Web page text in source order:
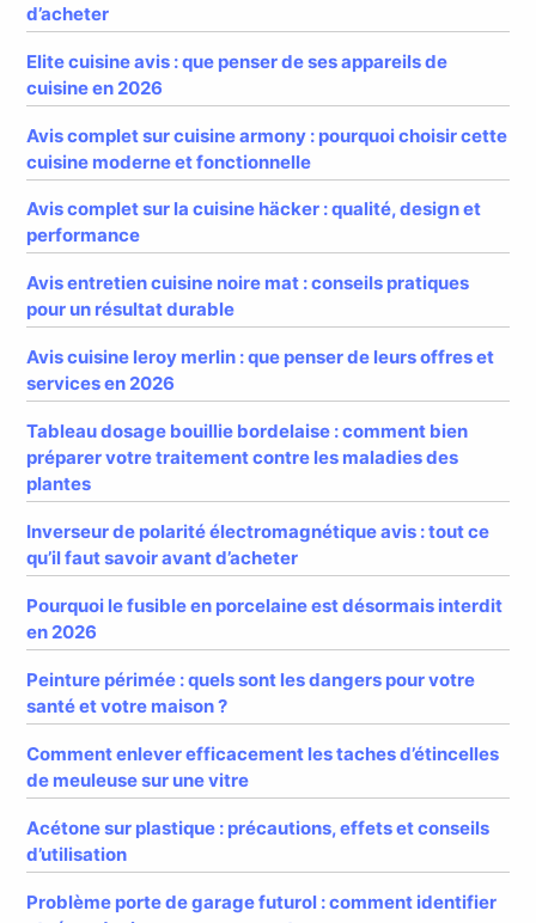
d’acheter
Elite cuisine avis : que penser de ses appareils de
cuisine en 2026
Avis complet sur cuisine armony : pourquoi choisir cette
cuisine moderne et fonctionnelle
Avis complet sur la cuisine häcker : qualité, design et
performance
Avis entretien cuisine noire mat : conseils pratiques
pour un résultat durable
Avis cuisine leroy merlin : que penser de leurs offres et
services en 2026
Tableau dosage bouillie bordelaise : comment bien
préparer votre traitement contre les maladies des
plantes
Inverseur de polarité électromagnétique avis : tout ce
qu’il faut savoir avant d’acheter
Pourquoi le fusible en porcelaine est désormais interdit
en 2026
Peinture périmée : quels sont les dangers pour votre
santé et votre maison ?
Comment enlever efficacement les taches d’étincelles
de meuleuse sur une vitre
Acétone sur plastique : précautions, effets et conseils
d’utilisation
Problème porte de garage futurol : comment identifier